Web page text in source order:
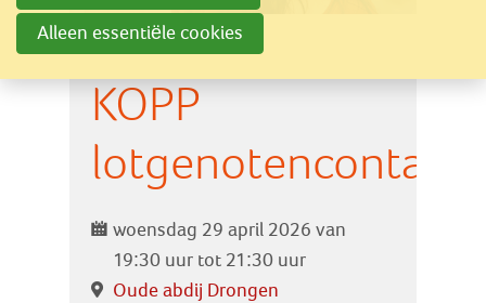
KOPP
lotgenotencontact
woensdag 29 april 2026 van
19:30 uur tot 21:30 uur
Oude abdij Drongen
Lid worden
Inloggen
Alleen essentiële cookies